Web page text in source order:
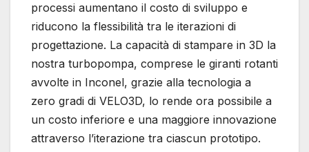
processi aumentano il costo di sviluppo e
riducono la flessibilità tra le iterazioni di
progettazione. La capacità di stampare in 3D la
nostra turbopompa, comprese le giranti rotanti
avvolte in Inconel, grazie alla tecnologia a
zero gradi di VELO3D, lo rende ora possibile a
un costo inferiore e una maggiore innovazione
attraverso l’iterazione tra ciascun prototipo.